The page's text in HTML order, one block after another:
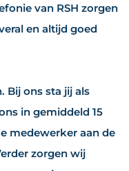
van RSH zorgen
en altijd goed
Bij ons sta jij als
in gemiddeld 15
medewerker aan de
zorgen wij